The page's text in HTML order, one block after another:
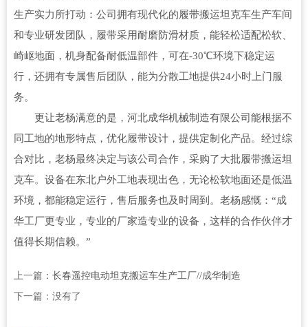
生产实力所打动：公司拥有现代化的履带搬运坦克车生产车间
和专业研发团队，履带采用耐磨防滑材质，能轻松适配松软、
崎岖地面，机身配备耐低温部件，可在-30℃环境下稳定运
行，还拥有专属售后团队，能为分散工地提供24小时上门服
务。
更让老杨满意的是，河北成华机械制造有限公司能根据不
同工地的地形特点，优化履带设计，提供定制化产品。经过综
合对比，老杨最终决定与该公司合作，采购了大批履带搬运坦
克车。设备在东北户外工地表现出色，无论松软地面还是低温
环境，都能稳定运行，售后服务也及时周到。老杨感慨：“成
华工厂更专业，专业的厂家造专业的设备，这样的合作伙伴才
值得长期信赖。”
上一篇： 长春遥控电动坦克搬运车生产工厂//成华制造
下一篇：没有了